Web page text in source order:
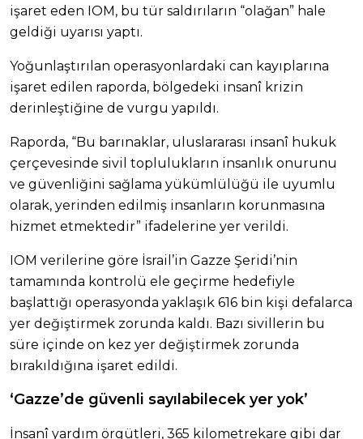
işaret eden IOM, bu tür saldırıların “olağan” hale
geldiği uyarısı yaptı.
Yoğunlaştırılan operasyonlardaki can kayıplarına
işaret edilen raporda, bölgedeki insanî krizin
derinleştiğine de vurgu yapıldı.
Raporda, “Bu barınaklar, uluslararası insanî hukuk
çerçevesinde sivil toplulukların insanlık onurunu
ve güvenliğini sağlama yükümlülüğü ile uyumlu
olarak, yerinden edilmiş insanların korunmasına
hizmet etmektedir” ifadelerine yer verildi.
IOM verilerine göre İsrail’in Gazze Şeridi’nin
tamamında kontrolü ele geçirme hedefiyle
başlattığı operasyonda yaklaşık 616 bin kişi defalarca
yer değiştirmek zorunda kaldı. Bazı sivillerin bu
süre içinde on kez yer değiştirmek zorunda
bırakıldığına işaret edildi.
‘Gazze’de güvenli sayılabilecek yer yok’
İnsanî yardım örgütleri, 365 kilometrekare gibi dar